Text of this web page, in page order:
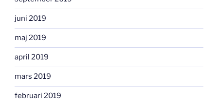
juni 2019
maj 2019
april 2019
mars 2019
februari 2019